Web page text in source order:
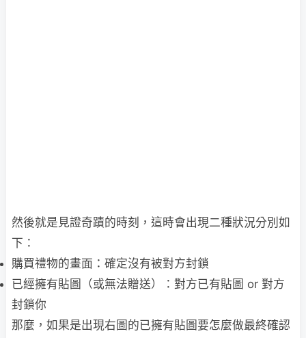
然後就是見證奇蹟的時刻，這時會出現二種狀況分別如
下：
購買禮物的畫面：確定沒有被對方封鎖
已經擁有貼圖（或無法贈送）：對方已有貼圖 or 對方
封鎖你
那麼，如果是出現右圖的已擁有貼圖要怎麼做最終確認